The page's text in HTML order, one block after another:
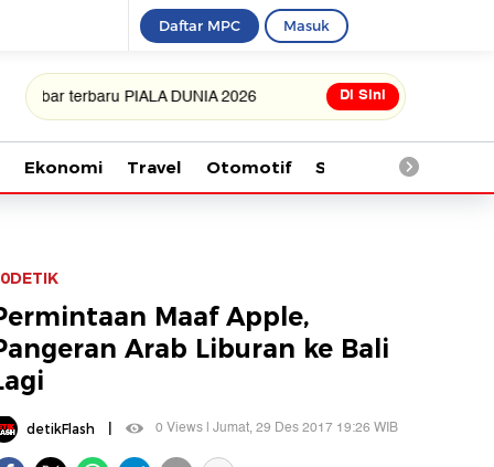
Daftar MPC Masuk
PIALA DUNIA 2026 Di Sini
Ekonomi Travel Otomotif Saintek
Maaf Apple,
Arab Liburan ke Bali
detikFlash| 0 Views | Jumat, 29 Des 2017 19:26 WIB